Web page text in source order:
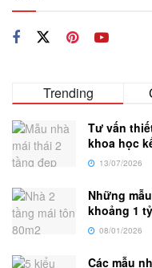
Trending
Tư vấn
khoa học
13/07/2026
Những
khoảng 1
08/01/2026
Các mẫu